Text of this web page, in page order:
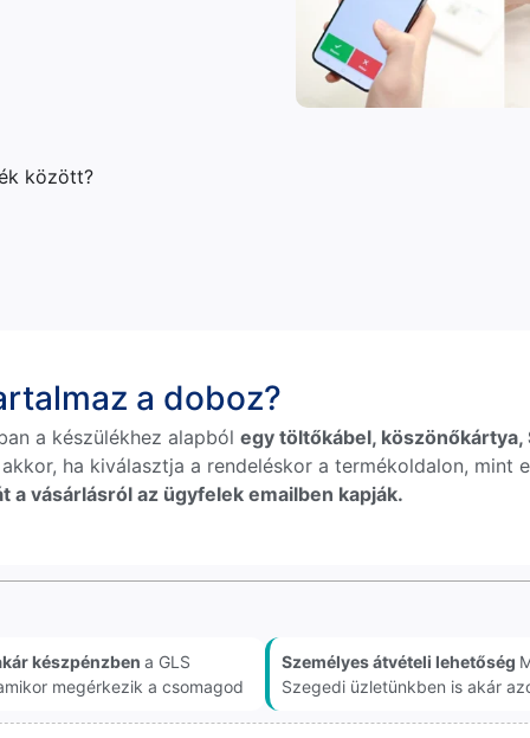
között?
a doboz?
a készülékhez alapbólegy töltőkábel, köszönőkártya,
ha kiválasztja a rendeléskor a termékoldalon, mint
a vásárlásról az ügyfelek emailben kapják.
készpénzben a GLS
megérkezik a csomagod
Személyes átvételi lehetőség
Szegedi üzletünkben is akár